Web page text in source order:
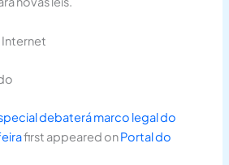
debaterá marco legal do
first appeared onPortal do